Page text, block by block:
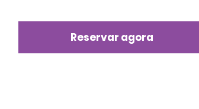
Reservar agora